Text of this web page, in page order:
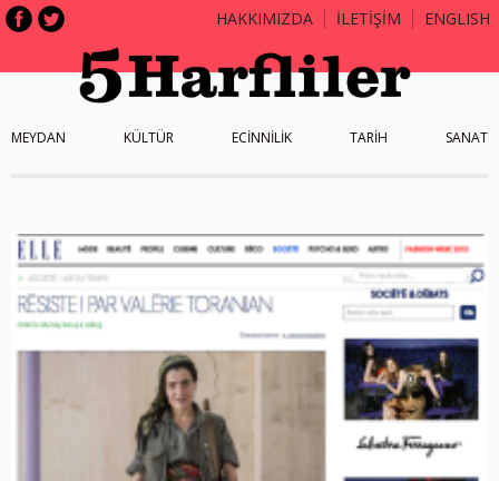
HAKKIMIZDA İLETİŞİM ENGLISH
MEYDAN KÜLTÜR ECİNNİLİK TARİH SANAT